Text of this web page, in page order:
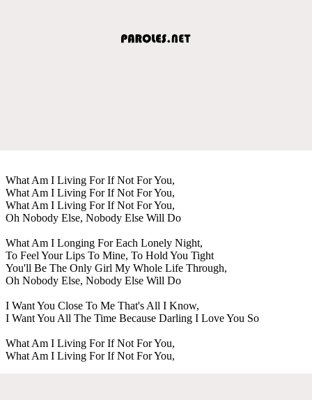
What Am I Living For If Not For You,
What Am I Living For If Not For You,
What Am I Living For If Not For You,
Oh Nobody Else, Nobody Else Will Do
What Am I Longing For Each Lonely Night,
To Feel Your Lips To Mine, To Hold You Tight
You'll Be The Only Girl My Whole Life Through,
Oh Nobody Else, Nobody Else Will Do
I Want You Close To Me That's All I Know,
I Want You All The Time Because Darling I Love You So
What Am I Living For If Not For You,
What Am I Living For If Not For You,